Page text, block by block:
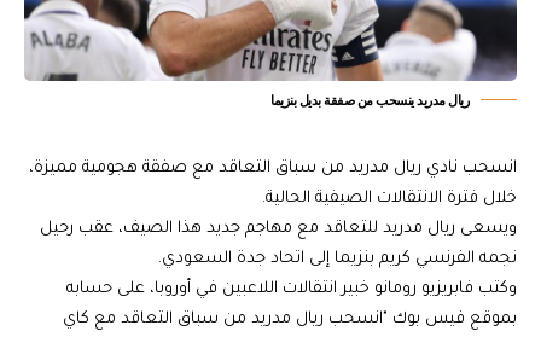
ريال مدريد ينسحب من صفقة بديل بنزيما
انسحب نادي ريال مدريد من سباق التعاقد مع صفقة هجومية مميزة،
خلال فترة الانتقالات الصيفية الحالية.
ويسعى ريال مدريد للتعاقد مع مهاجم جديد هذا الصيف، عقب رحيل
نجمه الفرنسي كريم بنزيما إلى اتحاد جدة السعودي.
وكتب فابريزيو رومانو خبير انتقالات اللاعبين في أوروبا، على حسابه
بموقع فيس بوك "انسحب ريال مدريد من سباق التعاقد مع كاي